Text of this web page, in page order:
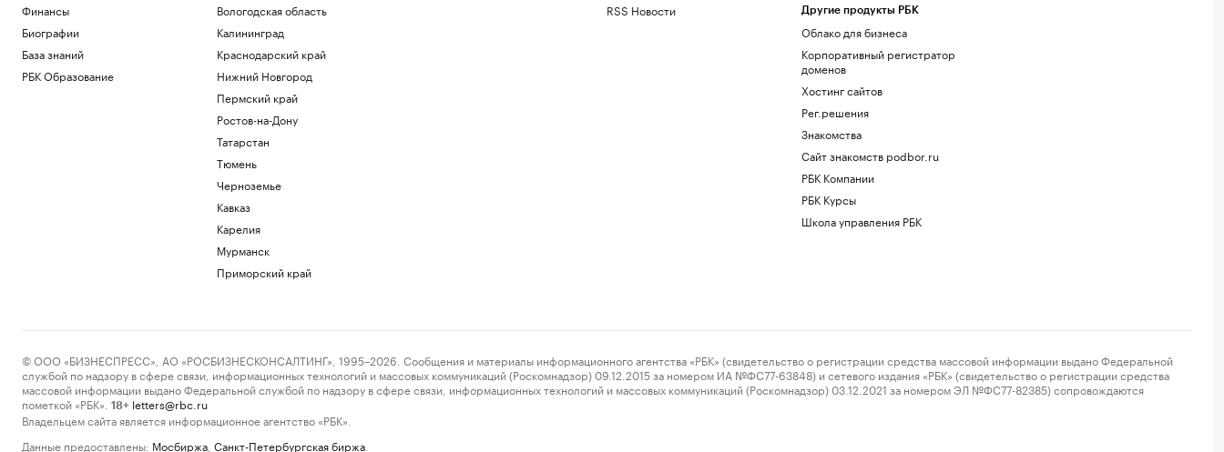
Финансы
Биографии
База знаний
РБК Образование
Вологодская область
Калининград
Краснодарский край
Нижний Новгород
Пермский край
Ростов-на-Дону
Татарстан
Тюмень
Черноземье
Кавказ
Карелия
Мурманск
Приморский край
RSS Новости Другие продукты РБК
Облако для бизнеса
Корпоративный регистратор
доменов
Хостинг сайтов
Рег.решения
Знакомства
Сайт знакомств podbor.ru
РБК Компании
РБК Курсы
Школа управления РБК
© ООО «БИЗНЕСПРЕСС», АО «РОСБИЗНЕСКОНСАЛТИНГ», 1995–2026. Сообщения и материалы информационного агентства «РБК» (свидетельство о регистрации средства массовой информации выдано Федеральной
службой по надзору в сфере связи, информационных технологий и массовых коммуникаций (Роскомнадзор) 09.12.2015 за номером ИА №ФС77-63848) и сетевого издания «РБК» (свидетельство о регистрации средства
массовой информации выдано Федеральной службой по надзору в сфере связи, информационных технологий и массовых коммуникаций (Роскомнадзор) 03.12.2021 за номером ЭЛ №ФС77-82385) сопровождаются
пометкой «РБК».
18+ letters@rbc.ru
Владельцем сайта является информационное агентство «РБК».
Данные предоставлены: Мосбиржа Санкт-Петербургская биржа